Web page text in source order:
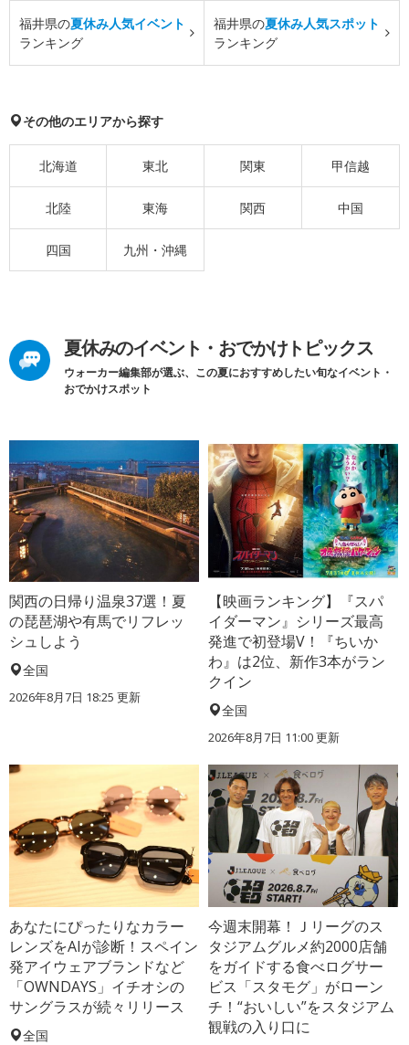
福井県の夏休み人気イベント
ランキング
福井県の夏休み人気スポット
ランキング
その他のエリアから探す
北海道 東北 関東 甲信越
北陸 東海 関西 中国
四国 九州・沖縄
夏休みのイベント・おでかけトピックス
ウォーカー編集部が選ぶ、この夏におすすめしたい旬なイベント・
おでかけスポット
関西の日帰り温泉37選！夏
の琵琶湖や有馬でリフレッ
シュしよう
全国
2026年8月7日 18:25 更新
【映画ランキング】『スパ
イダーマン』シリーズ最高
発進で初登場V！『ちいか
わ』は2位、新作3本がラン
クイン
全国
2026年8月7日 11:00更新
あなたにぴったりなカラー
レンズをAIが診断！スペイン
発アイウェアブランドなど
「OWNDAYS」イチオシの
サングラスが続々リリース
全国
今週末開幕！Ｊリーグのス
タジアムグルメ約2000店舗
をガイドする食べログサー
ビス「スタモグ」がローン
チ！“おいしい”をスタジアム
観戦の入り口に